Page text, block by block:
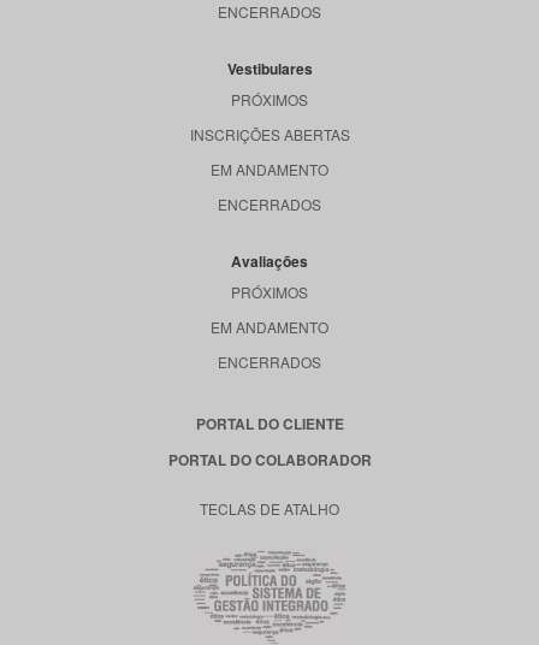
ENCERRADOS
Vestibulares
PRÓXIMOS
INSCRIÇÕES ABERTAS
EM ANDAMENTO
ENCERRADOS
Avaliações
PRÓXIMOS
EM ANDAMENTO
ENCERRADOS
PORTAL DO CLIENTE
PORTAL DO COLABORADOR
TECLAS DE ATALHO